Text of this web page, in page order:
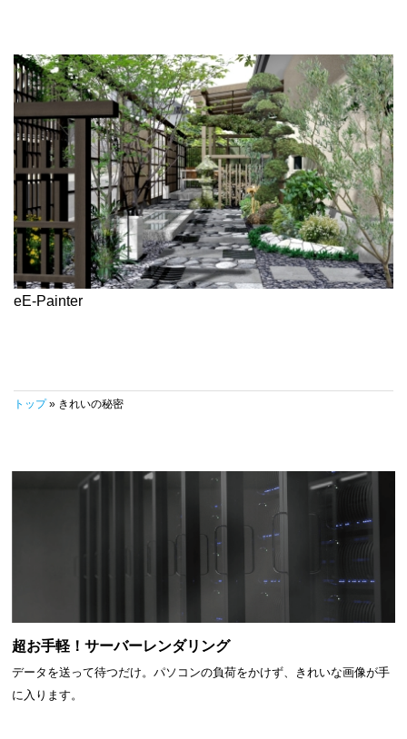
eE-Painter
トップ» きれいの秘密
超お手軽！サーバーレンダリング
データを送って待つだけ。パソコンの負荷をかけず、きれいな画像が手
に入ります。